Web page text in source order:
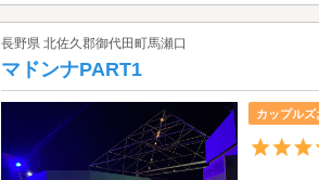
長野県 北佐久郡御代田町馬瀬口
マドンナPART1
カップルズ